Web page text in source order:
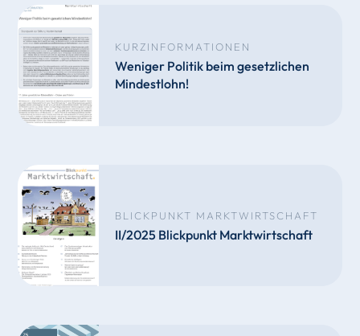
KURZINFORMATIONEN
Weniger Politik beim gesetzlichen
Mindestlohn!
BLICKPUNKT MARKTWIRTSCHAFT
II/2025 Blickpunkt Marktwirtschaft